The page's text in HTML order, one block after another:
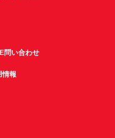
問い合わせ
情報